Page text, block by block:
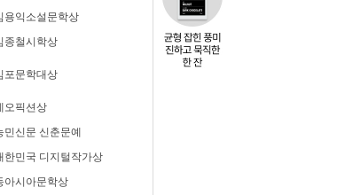
용익소설문학상
종철시학상
포문학대상
오픽션상
민신문 신춘문예
한민국 디지털작가상
아시아문학상